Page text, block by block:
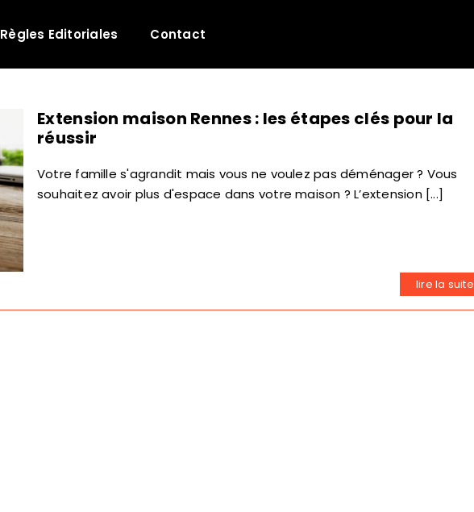
Règles Editoriales Contact
Extension maison Rennes : les étapes clés pour la
réussir
Votre famille s'agrandit mais vous ne voulez pas déménager ? Vous
souhaitez avoir plus d'espace dans votre maison ? L’extension [...]
lire la suite